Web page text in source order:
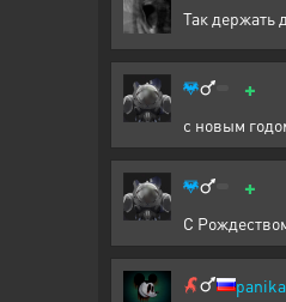
Так держать
+
с новым
+
С
panika